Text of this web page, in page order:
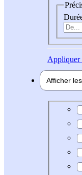
Appliquer
Afficher